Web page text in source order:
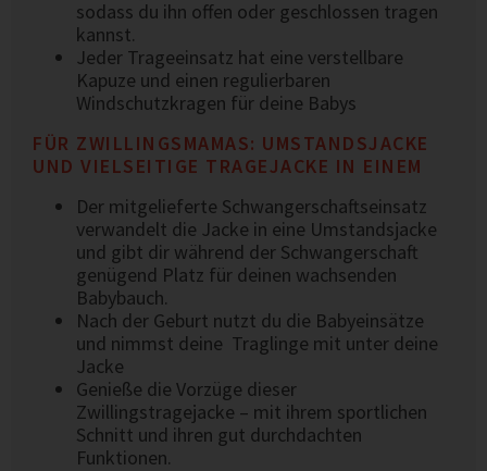
sodass du ihn offen oder geschlossen tragen
kannst.
Jeder Trageeinsatz hat eine verstellbare
Kapuze und einen regulierbaren
Windschutzkragen für deine Babys
FÜR ZWILLINGSMAMAS: UMSTANDSJACKE
UND VIELSEITIGE TRAGEJACKE IN EINEM
Der mitgelieferte Schwangerschaftseinsatz
verwandelt die Jacke in eine Umstandsjacke
und gibt dir während der Schwangerschaft
genügend Platz für deinen wachsenden
Babybauch.
Nach der Geburt nutzt du die Babyeinsätze
und nimmst deine Traglinge mit unter deine
Jacke
Genieße die Vorzüge dieser
Zwillingstragejacke – mit ihrem sportlichen
Schnitt und ihren gut durchdachten
Funktionen.